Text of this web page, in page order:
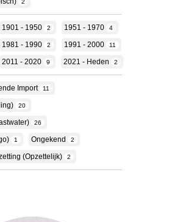
2
1901 - 1950 2 1951 - 1970 4
1981 - 1990 2 1991 - 2000 11
2011 - 2020 9 2021 - Heden 2
Import 11
20
26
1 Ongekend 2
(opzettelijk) 2